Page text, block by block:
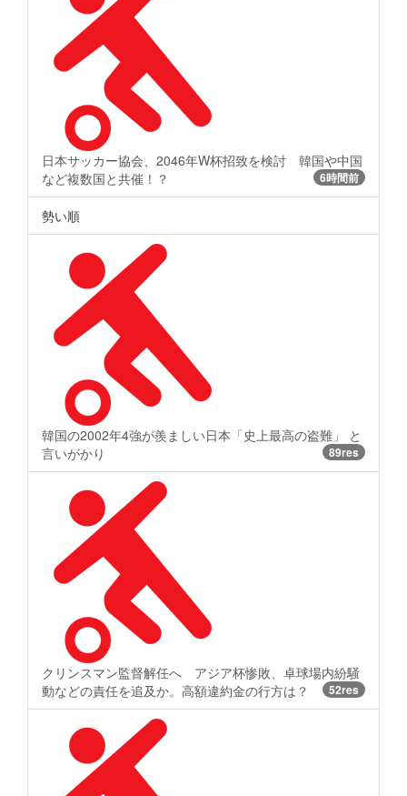
日本サッカー協会、2046年W杯招致を検討 韓国や中国
など複数国と共催！？
6時間前
勢い順
韓国の2002年4強が羨ましい日本「史上最高の盗難」 と
言いがかり
89res
クリンスマン監督解任へ アジア杯惨敗、卓球場内紛騒
動などの責任を追及か。高額違約金の行方は？
52res